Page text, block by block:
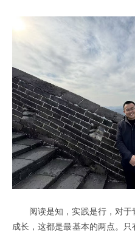
阅读是知，实践是行，对
成长，这都是最基本的两点。